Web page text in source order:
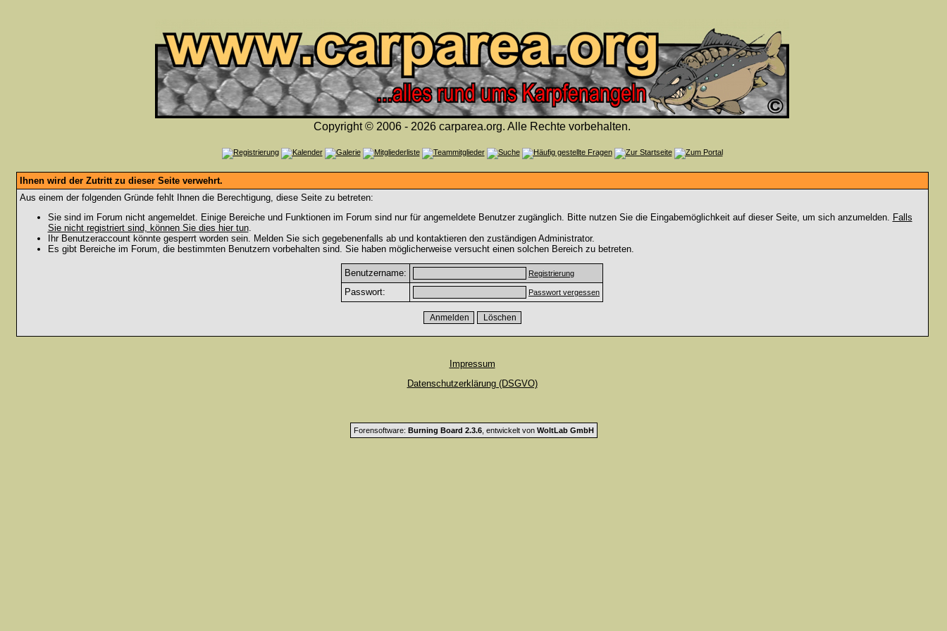
Copyright © 2006 - 2026 carparea.org. Alle Rechte vorbehalten.
Ihnen wird der Zutritt zu dieser Seite verwehrt.
Aus einem der folgenden Gründe fehlt Ihnen die Berechtigung, diese Seite zu betreten:
Sie sind im Forum nicht angemeldet. Einige Bereiche und Funktionen im Forum sind nur für angemeldete Benutzer zugänglich. Bitte nutzen Sie die Eingabemöglichkeit auf dieser Seite, um sich anzumelden. Falls
Sie nicht registriert sind, können Sie dies hier tun.
Ihr Benutzeraccount könnte gesperrt worden sein. Melden Sie sich gegebenenfalls ab und kontaktieren den zuständigen Administrator.
Es gibt Bereiche im Forum, die bestimmten Benutzern vorbehalten sind. Sie haben möglicherweise versucht einen solchen Bereich zu betreten.
Benutzername: Registrierung
Passwort: Passwort vergessen
Impressum
Datenschutzerklärung (DSGVO)
Forensoftware: Burning Board 2.3.6, entwickelt von WoltLab GmbH